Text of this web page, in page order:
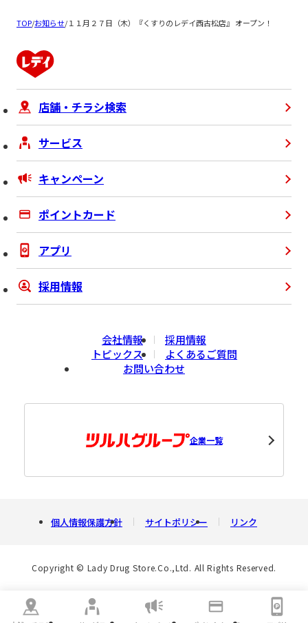
TOP/お知らせ/１１月２７日（木）『くすりのレデイ西古松店』 オープン！
店舗・チラシ検索
サービス
キャンペーン
ポイントカード
アプリ
採用情報
会社情報
採用情報
トピックス
よくあるご質問
お問い合わせ
企業一覧
個人情報保護方針 サイトポリシー リンク
Copyright © Lady Drug Store.Co.,Ltd. All Rights Reserved.